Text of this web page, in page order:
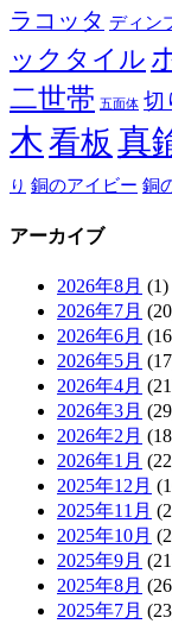
ラコッタ ディン
ックタイル
二世帯 五面体 切
木看板 真
り 銅のアイビー 銅
アーカイブ
2026年8月 (1)
2026年7月
2026年6月
2026年5月
2026年4月
2026年3月
2026年2月
2026年1月
2025年12月
2025年11月
2025年10月
2025年9月
2025年8月
2025年7月